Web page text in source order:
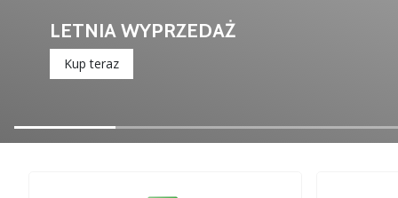
adidas Crazyflight 7
Kup teraz